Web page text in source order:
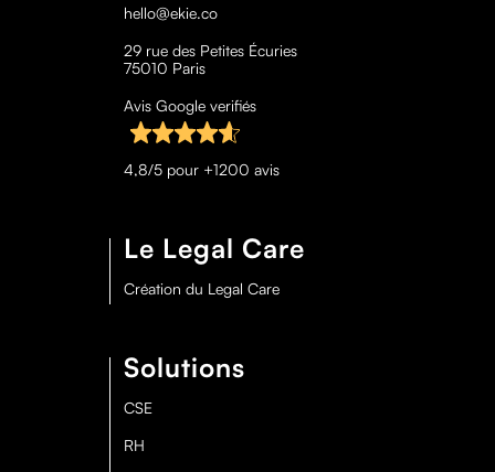
hello@ekie.co
29 rue des Petites Écuries
75010 Paris
Avis Google verifiés
4,8/5 pour +1200 avis
Le Legal Care
Création du Legal Care
Solutions
CSE
RH